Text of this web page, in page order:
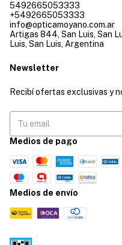
5492665053333
+5492665053333
info@opticamoyano.com.ar
Artigas 844, San Luis, San
Luis, San Luis, Argentina
Newsletter
Recibí ofertas exclusivas y
Medios de pago
Medios de envío